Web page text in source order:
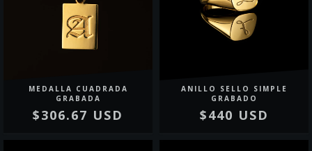
MEDALLA CUADRADA
GRABADA
$306.67 USD
ANILLO SELLO SIMPLE
GRABADO
$440 USD